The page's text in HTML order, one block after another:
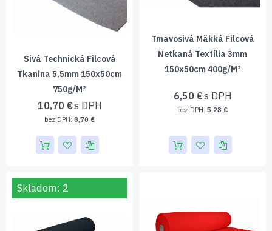
Sivá Technická Filcová
Tkanina 5,5mm 150x50cm
750g/m²
10,70 €
8,70 €
Tmavosivá Mäkká Filcová
Netkaná Textília 3mm
150x50cm 400g/m²
6,50 €
5,28 €
Skladom: 2